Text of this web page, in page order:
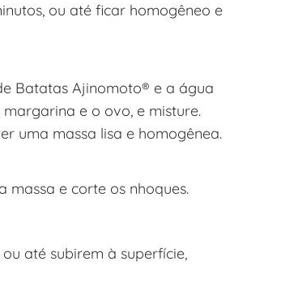
ou até ficar homogêneo e
Batatas Ajinomoto® e a água
e o ovo, e misture.
uma massa lisa e homogênea.
massa e corte os nhoques.
até subirem à superfície,